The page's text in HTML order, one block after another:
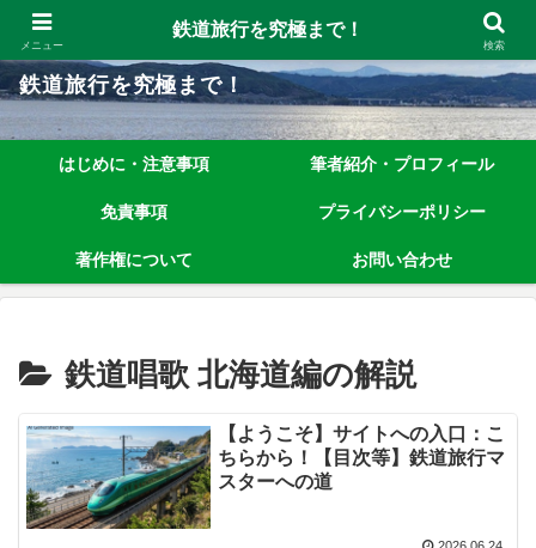
鉄道旅行を究極まで楽しむノウハウを、わかりやすく解説しています！
鉄道旅行を究極まで！
はじめに・注意事項 筆者紹介・プロフィール
免責事項 プライバシーポリシー
著作権について お問い合わせ
鉄道唱歌 北海道編の解説
【ようこそ】サイトへの入口：こ
ちらから！【目次等】鉄道旅行マ
スターへの道
メニュー
鉄道旅行を究極まで！
検索